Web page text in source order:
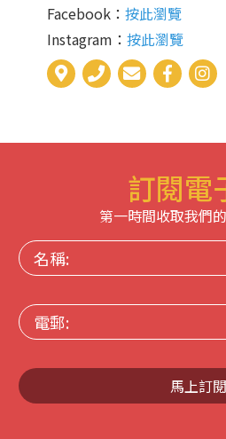
Facebook： 按此瀏覽
Instagram： 按此瀏覽
訂閱電
第一時間收取我們
名
稱:
電
郵:
馬上訂閱